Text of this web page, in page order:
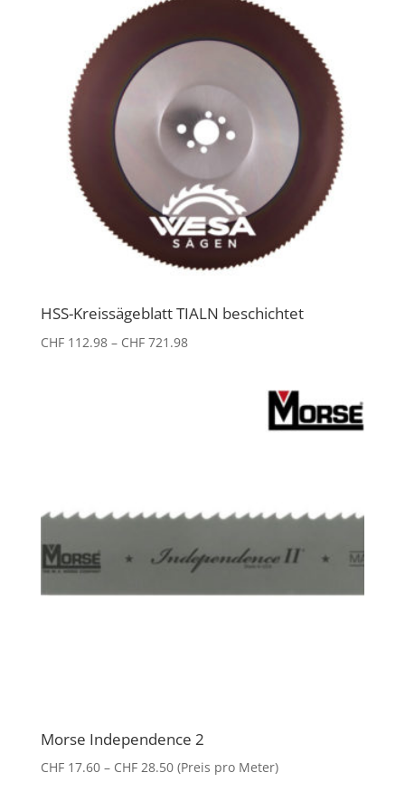
HSS-Kreissägeblatt TIALN beschichtet
CHF112.98 – CHF721.98Preisspanne:
Morse Independence 2
CHF17.60 – CHF28.50Preisspanne:
(Preis pro Meter)